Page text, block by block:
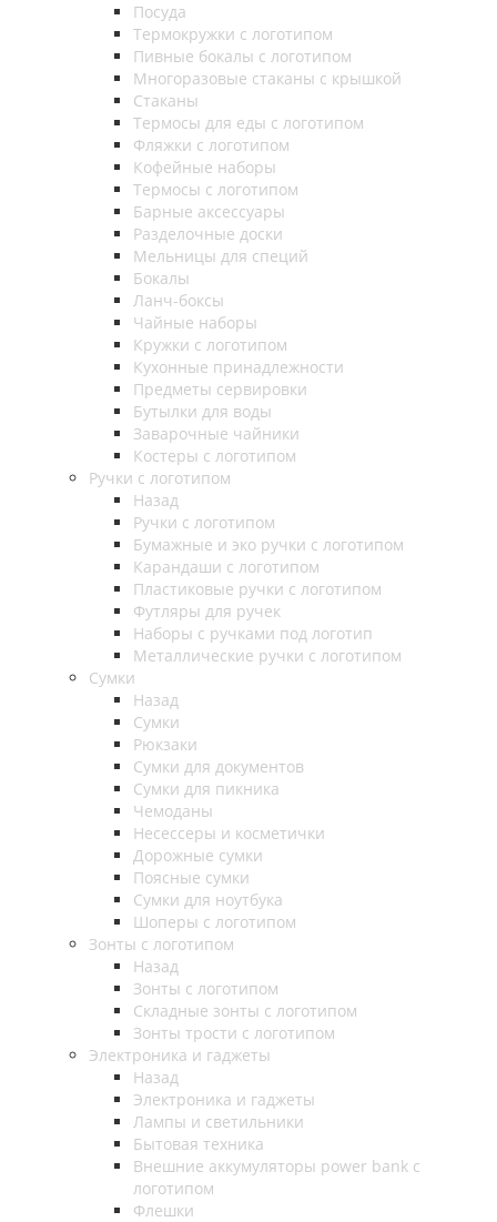
Посуда
Термокружки с логотипом
Пивные бокалы с логотипом
Многоразовые стаканы с крышкой
Стаканы
Термосы для еды с логотипом
Фляжки с логотипом
Кофейные наборы
Термосы с логотипом
Барные аксессуары
Разделочные доски
Мельницы для специй
Бокалы
Ланч-боксы
Чайные наборы
Кружки с логотипом
Кухонные принадлежности
Предметы сервировки
Бутылки для воды
Заварочные чайники
Костеры с логотипом
Ручки с логотипом
Назад
Ручки с логотипом
Бумажные и эко ручки с логотипом
Карандаши с логотипом
Пластиковые ручки с логотипом
Футляры для ручек
Наборы с ручками под логотип
Металлические ручки с логотипом
Сумки
Назад
Сумки
Рюкзаки
Сумки для документов
Сумки для пикника
Чемоданы
Несессеры и косметички
Дорожные сумки
Поясные сумки
Сумки для ноутбука
Шоперы с логотипом
Зонты с логотипом
Назад
Зонты с логотипом
Складные зонты с логотипом
Зонты трости с логотипом
Электроника и гаджеты
Назад
Электроника и гаджеты
Лампы и светильники
Бытовая техника
Внешние аккумуляторы power bank с
логотипом
Флешки